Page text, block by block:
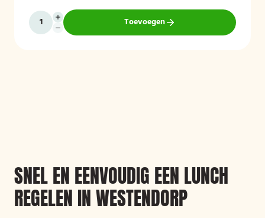
Toevoegen
SNEL EN EENVOUDIG EEN LUNCH
REGELEN IN WESTENDORP